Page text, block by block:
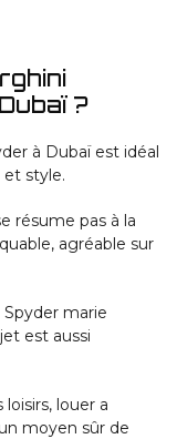
?
à Dubaï est idéal
et style.
résume pas à la
agréable sur
Spyder marie
est aussi
louer a
moyen sûr de